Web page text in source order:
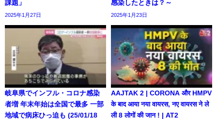
課題」
2025年1月27日
感染したときは？～
2025年1月23日
岐阜県でインフル・コロナ感染
者増 年末年始は全国で最多 一部
地域で病床ひっ迫も (25/01/18
AAJTAK 2 | CORONA और HMPV
के बाद आया नया वायरस, नए वायरस ने ले
ली 8 लोगों की जान ! | AT2